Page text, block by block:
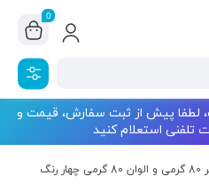
0
لطفا پیش از ثبت سفارش، قیمت و
تلفنی استعلام کنید